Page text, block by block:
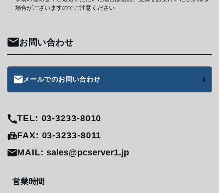
場合がございますのでご注意ください
お問い合わせ
メールでのお問い合わせ
TEL: 03-3233-8010
FAX: 03-3233-8011
MAIL:sales@pcserver1.jp
営業時間